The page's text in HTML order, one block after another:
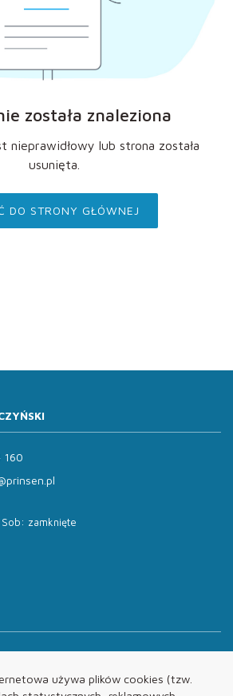
używa plików cookies (tzw.
została znaleziona
nieprawidłowy lub strona została
usunięta.
DO STRONY GŁÓWNEJ
160
zamknięte